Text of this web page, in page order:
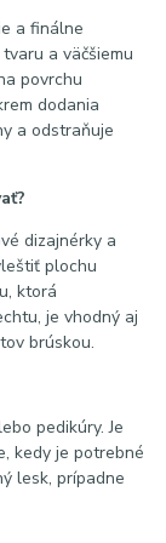
a finálne
a väčšiemu
povrchu
dodania
a odstraňuje
dizajnérky a
plochu
ktorá
je vhodný aj
brúskou.
pedikúry. Je
kedy je potrebné
lesk, prípadne